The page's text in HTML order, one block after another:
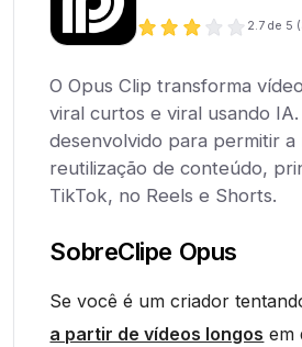
2.7 de 5 (
O Opus Clip transforma
viral curtos e viral usando IA.
desenvolvido para permitir a
reutilização de conteúdo,
TikTok, no Reels e Shorts.
SobreClipe Opus
Se você é um criador
a partir de vídeos longos em